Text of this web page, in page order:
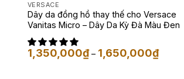
VERSACE
Dây da đồng hồ thay thế cho Versace
Vanitas Micro – Dây Da Kỳ Đà Màu Đen
1,350,000₫ – 1,650,000₫Khoảng
giá: